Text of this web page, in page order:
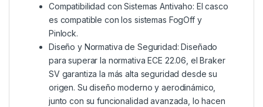
Compatibilidad con Sistemas Antivaho: El casco
es compatible con los sistemas FogOff y
Pinlock.
Diseño y Normativa de Seguridad: Diseñado
para superar la normativa ECE 22.06, el Braker
SV garantiza la más alta seguridad desde su
origen. Su diseño moderno y aerodinámico,
junto con su funcionalidad avanzada, lo hacen